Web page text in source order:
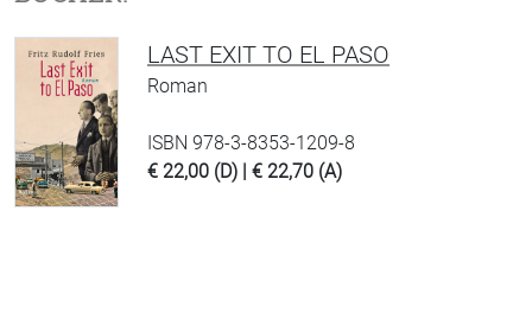
LAST EXIT TO EL PASO
Roman
ISBN 978-3-8353-1209-8
€ 22,00 (D) | € 22,70 (A)